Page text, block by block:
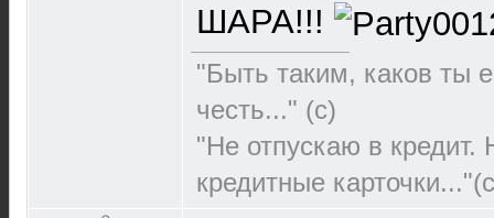
ШАРА!!!
"Быть таким, каков ты
честь..." (c)
"Не отпускаю в
кредитные